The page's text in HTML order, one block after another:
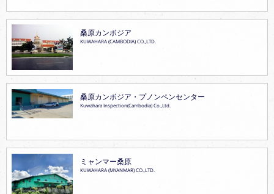
桑原カンボジア
KUWAHARA (CAMBODIA) CO.,LTD.
桑原カンボジア・プノンペンセンター
Kuwahara Inspection(Cambodia) Co.,Ltd.
ミャンマー桑原
KUWAHARA (MYANMAR) CO.,LTD.